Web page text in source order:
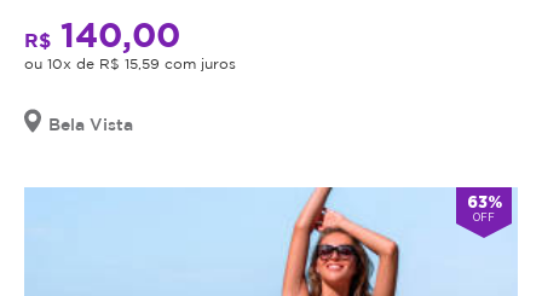
R$ 140,00
ou 10x de R$ 15,59 com juros
Bela Vista
63%
OFF